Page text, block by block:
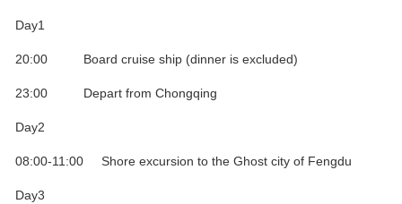
Day1
20:00 Board cruise ship (dinner is excluded)
23:00 Depart from Chongqing
Day2
08:00-11:00 Shore excursion to the Ghost city of Fengdu
Day3